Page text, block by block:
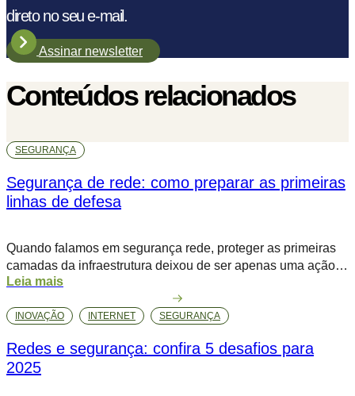
direto no seu e-mail.
Assinar newsletter
Conteúdos relacionados
SEGURANÇA
Segurança de rede: como preparar as primeiras
linhas de defesa
Quando falamos em segurança rede, proteger as primeiras
camadas da infraestrutura deixou de ser apenas uma ação
preventiva, é uma exigência para a continuidade dos
negócios. A crescente complexidade das ameaças e o
volume de ataques cibernéticos revelam um alerta claro para
custo médio […]
Leia mais
INOVAÇÃO INTERNET SEGURANÇA
Redes e segurança: confira 5 desafios para
2025